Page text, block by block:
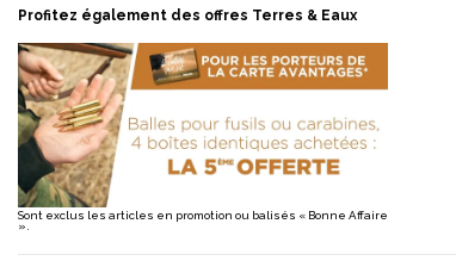
Profitez également des offres Terres & Eaux
Sont exclus les articles en promotion ou balisés « Bonne Affaire
».